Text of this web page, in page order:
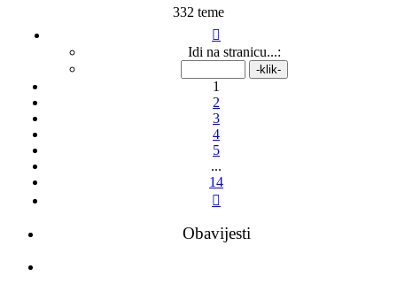
332 teme
1/14.
Idi na stranicu...:
1
2
3
4
5
...
14
Obavijesti